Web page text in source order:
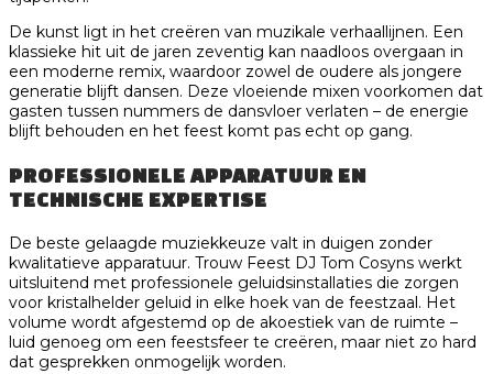
De kunst ligt in het creëren van muzikale verhaallijnen. Een
klassieke hit uit de jaren zeventig kan naadloos overgaan in
een moderne remix, waardoor zowel de oudere als jongere
generatie blijft dansen. Deze vloeiende mixen voorkomen dat
gasten tussen nummers de dansvloer verlaten – de energie
blijft behouden en het feest komt pas echt op gang.
PROFESSIONELE APPARATUUR EN
TECHNISCHE EXPERTISE
De beste gelaagde muziekkeuze valt in duigen zonder
kwalitatieve apparatuur. Trouw Feest DJ Tom Cosyns werkt
uitsluitend met professionele geluidsinstallaties die zorgen
voor kristalhelder geluid in elke hoek van de feestzaal. Het
volume wordt afgestemd op de akoestiek van de ruimte –
luid genoeg om een feestsfeer te creëren, maar niet zo hard
dat gesprekken onmogelijk worden.